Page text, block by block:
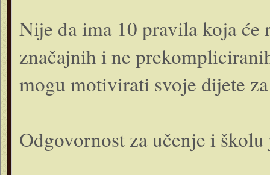
Nije da ima 10 pravila koja će
značajnih i ne
mogu motivirati svoje dijete
Odgovornost za učenje i